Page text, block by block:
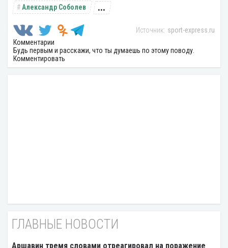
Александр Соболев
...
sport-express.ru
Комментарии
Будь первым и расскажи, что ты думаешь по этому поводу.
Комментировать
ГЛАВНЫЕ НОВОСТИ
Аршавин тремя словами отреагировал на поражение